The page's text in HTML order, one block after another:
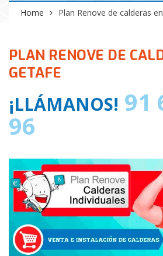
Home Plan Renove de calderas
PLAN RENOVE DE
GETAFE
¡LLÁMANOS! 91
96